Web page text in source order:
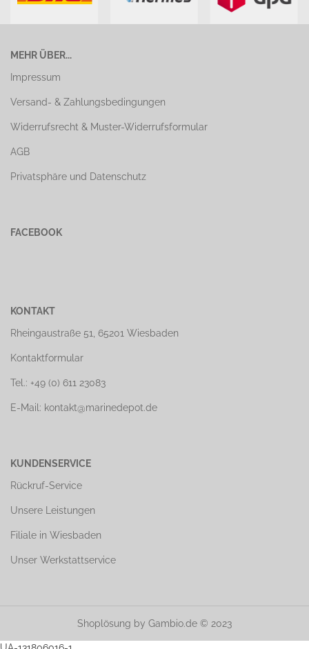
MEHR ÜBER...
Impressum
Versand- & Zahlungsbedingungen
Widerrufsrecht & Muster-Widerrufsformular
AGB
Privatsphäre und Datenschutz
FACEBOOK
KONTAKT
Rheingaustraße 51, 65201 Wiesbaden
Kontaktformular
Tel.: +49 (0) 611 23083
E-Mail: kontakt@marinedepot.de
KUNDENSERVICE
Rückruf-Service
Unsere Leistungen
Filiale in Wiesbaden
Unser Werkstattservice
Shoplösung by Gambio.de © 2023